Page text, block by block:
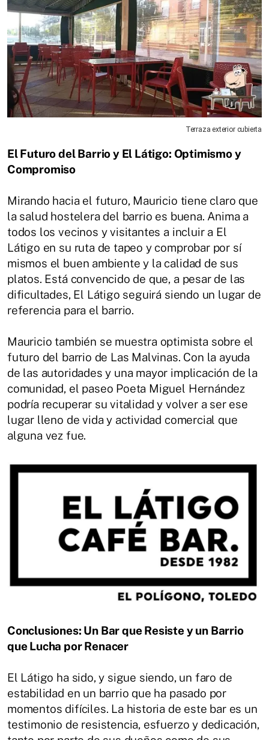
Terraza exterior cubierta
El Futuro del Barrio y El Látigo: Optimismo y
Compromiso
Mirando hacia el futuro, Mauricio tiene claro que
la salud hostelera del barrio es buena. Anima a
todos los vecinos y visitantes a incluir a El
Látigo en su ruta de tapeo y comprobar por sí
mismos el buen ambiente y la calidad de sus
platos. Está convencido de que, a pesar de las
dificultades, El Látigo seguirá siendo un lugar de
referencia para el barrio.
Mauricio también se muestra optimista sobre el
futuro del barrio de Las Malvinas. Con la ayuda
de las autoridades y una mayor implicación de la
comunidad, el paseo Poeta Miguel Hernández
podría recuperar su vitalidad y volver a ser ese
lugar lleno de vida y actividad comercial que
alguna vez fue.
Conclusiones: Un Bar que Resiste y un Barrio
que Lucha por Renacer
El Látigo ha sido, y sigue siendo, un faro de
estabilidad en un barrio que ha pasado por
momentos difíciles. La historia de este bar es un
testimonio de resistencia, esfuerzo y dedicación,